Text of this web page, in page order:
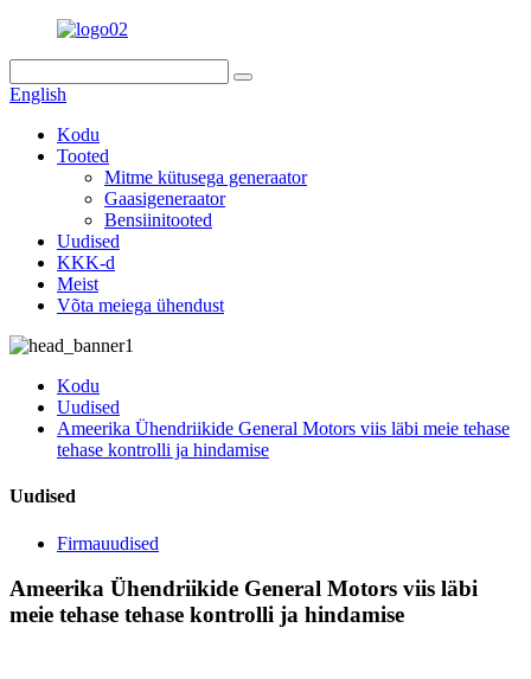
English
Kodu
Tooted
Mitme kütusega generaator
Gaasigeneraator
Bensiinitooted
Uudised
KKK-d
Meist
Võta meiega ühendust
Kodu
Uudised
Ameerika Ühendriikide General Motors viis läbi meie tehase
tehase kontrolli ja hindamise
Uudised
Firmauudised
Ameerika Ühendriikide General Motors viis läbi
meie tehase tehase kontrolli ja hindamise